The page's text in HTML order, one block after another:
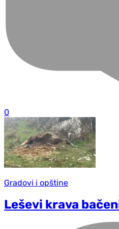
0
Gradovi i opštine
Leševi krava